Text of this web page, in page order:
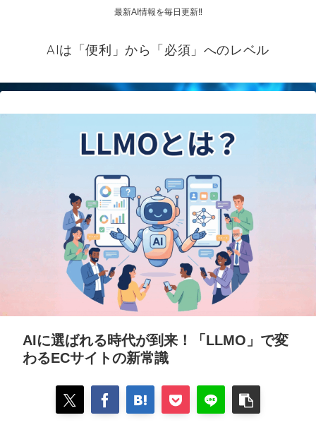
最新AI情報を毎日更新‼
AIは「便利」から「必須」へのレベル
AIに選ばれる時代が到来！「LLMO」で変
わるECサイトの新常識